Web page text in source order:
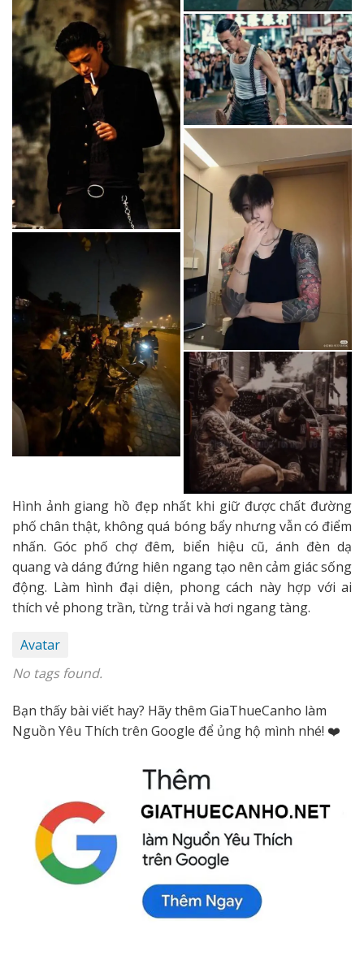
Hình ảnh giang hồ đẹp nhất khi giữ được chất đường
phố chân thật, không quá bóng bẩy nhưng vẫn có điểm
nhấn. Góc phố chợ đêm, biển hiệu cũ, ánh đèn dạ
quang và dáng đứng hiên ngang tạo nên cảm giác sống
động. Làm hình đại diện, phong cách này hợp với ai
thích vẻ phong trần, từng trải và hơi ngang tàng.
Avatar
No tags found.
Bạn thấy bài viết hay? Hãy thêm GiaThueCanho làm
Nguồn Yêu Thích trên Google để ủng hộ mình nhé! ❤️